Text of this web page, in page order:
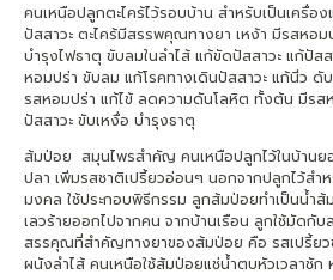
คนเหนือปลูกตะไคร้ไว้รอบบ้าน สำหรับเป็นเครื่อ
ปัสสาวะ ตะไคร้มีสรรพคุณทางยา เหง้า มีรสหอม
บำรุงไฟธาตุ ขับลมในลำไส้ แก้ขัดปัสสาวะ แก้ปั
หอมปร่า ขับลม แก้โรคทางเดินปัสสาวะ แก้นิ่ว ดั
รสหอมปร่า แก้ไข้ ลดความดันโลหิต ทั้งต้น มีร
ปัสสาวะ ขับเหงื่อ บำรุงธาตุ
ส้มป่อย สมุนไพรสำคัญ คนเหนือปลูกไว้ในบ้านย
ปลา เพิ่มรสชาติเปรี้ยวอ่อนๆ นอกจากปลูกไว้สำ
มงคล ใช้ประกอบพิธีกรรม ลูกส้มป่อยทำเป็นน้ำส้
เลวร้ายออกไปจากคน จากบ้านเรือน ลูกใช้มัดกั
สรรคุณที่สำคัญทางยาของส้มป่อย คือ รสเปรี้ยวช่
ผนังลำไส้ คนเหนือใช้ส้มป่อยแช่น้ำตบหัวเวลาชัก